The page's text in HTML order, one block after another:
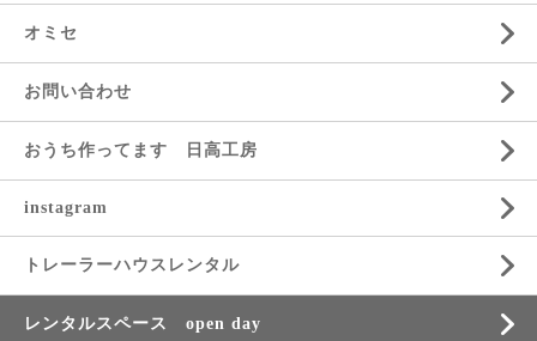
オミセ
お問い合わせ
おうち作ってます 日高工房
instagram
トレーラーハウスレンタル
レンタルスペース open day